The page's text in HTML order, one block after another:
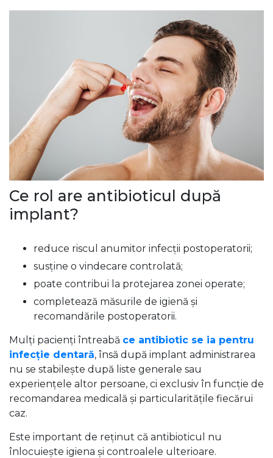
Ce rol are antibioticul după
implant?
reduce riscul anumitor infecții postoperatorii;
susține o vindecare controlată;
poate contribui la protejarea zonei operate;
completează măsurile de igienă și
recomandările postoperatorii.
Mulți pacienți întreabă ce antibiotic se ia pentru
infecție dentară, însă după implant administrarea
nu se stabilește după liste generale sau
experiențele altor persoane, ci exclusiv în funcție de
recomandarea medicală și particularitățile fiecărui
caz.
Este important de reținut că antibioticul nu
înlocuiește igiena și controalele ulterioare.